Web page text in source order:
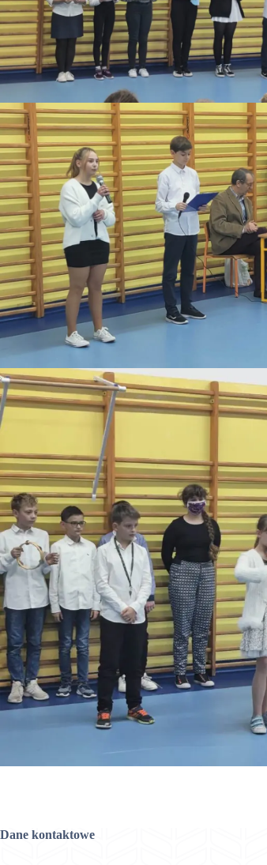
Dane kontaktowe